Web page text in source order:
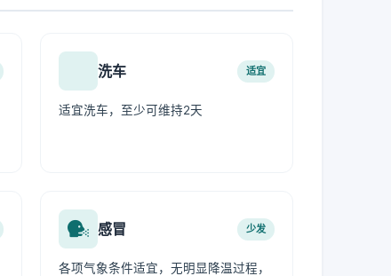
洗车 适宜
适宜洗车，至少可维持2天
感冒 少发
各项气象条件适宜，无明显降温过程，